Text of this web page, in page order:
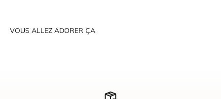
VOUS ALLEZ ADORER ÇA